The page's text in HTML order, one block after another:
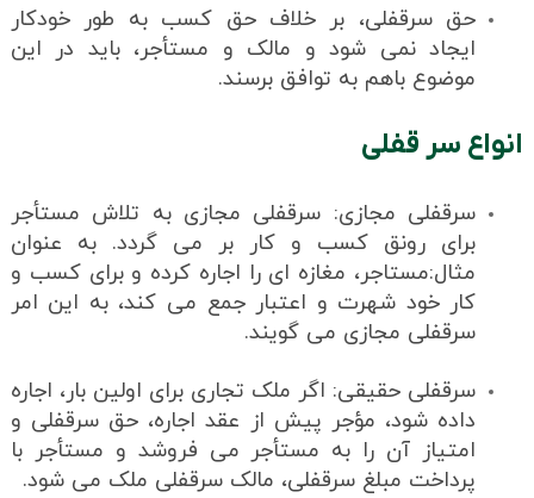
حق سرقفلی، بر خلاف حق کسب به طور خودکار
ایجاد نمی شود و مالک و مستأجر، باید در این
موضوع باهم به توافق برسند.
انواع سر قفلی
سرقفلی مجازی: سرقفلی مجازی به تلاش مستأجر
برای رونق کسب و کار بر می گردد. به عنوان
مثال:مستاجر، مغازه ای را اجاره کرده و برای کسب و
کار خود شهرت و اعتبار جمع می کند، به این امر
سرقفلی مجازی می گویند.
سرقفلی حقیقی: اگر ملک تجاری برای اولین بار، اجاره
داده شود، مؤجر پیش از عقد اجاره، حق سرقفلی و
امتیاز آن را به مستأجر می فروشد و مستأجر با
پرداخت مبلغ سرقفلی، مالک سرقفلی ملک می شود.